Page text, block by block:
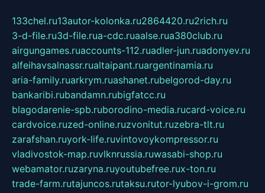
133chel.ru13autor-kolonka.ru2864420.ru2rich.ru
3-d-file.ru3d-file.rua-cdc.ruaalse.rua380club.ru
airgungames.ruaccounts-112.ruadler-jun.ruadonyev.ru
alfeihavsalnassr.rualtaipant.ruargentinamia.ru
aria-family.ruarkrym.ruashanet.rubelgorod-day.ru
bankaribi.rubandamn.rubigfatcc.ru
blagodarenie-spb.ruborodino-media.rucard-voice.ru
cardvoice.ruzed-online.ruzvonitut.ruzebra-tlt.ru
zarafshan.ruyork-life.ruvintovoykompressor.ru
vladivostok-map.ruvlknrussia.ruwasabi-shop.ru
webamator.ruzaryna.ruyoutubefree.rux-ton.ru
trade-farm.rutajuncos.rutaksu.rutor-lyubov-i-grom.ru